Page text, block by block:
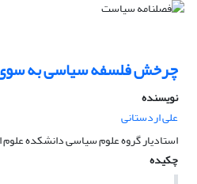
چرخش فلسفه سیاسی به
نویسنده
علی اردستانی
استادیار گروه علوم سیاسی دانشکده
چکیده